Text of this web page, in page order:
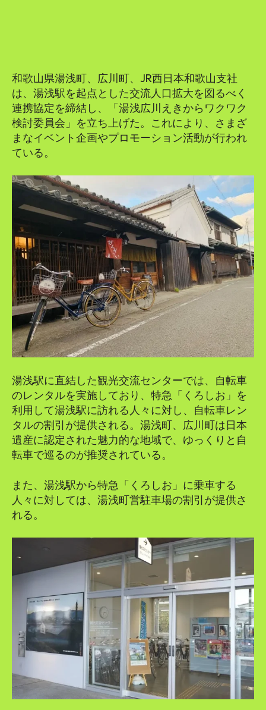
和歌山県湯浅町、広川町、JR西日本和歌山支社
は、湯浅駅を起点とした交流人口拡大を図るべく
連携協定を締結し、「湯浅広川えきからワクワク
検討委員会」を立ち上げた。これにより、さまざ
まなイベント企画やプロモーション活動が行われ
ている。
湯浅駅に直結した観光交流センターでは、自転車
のレンタルを実施しており、特急「くろしお」を
利用して湯浅駅に訪れる人々に対し、自転車レン
タルの割引が提供される。湯浅町、広川町は日本
遺産に認定された魅力的な地域で、ゆっくりと自
転車で巡るのが推奨されている。
また、湯浅駅から特急「くろしお」に乗車する
人々に対しては、湯浅町営駐車場の割引が提供さ
れる。